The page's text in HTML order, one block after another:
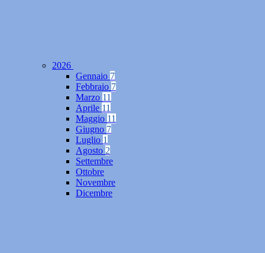
2026
Gennaio 7
Febbraio 7
Marzo 11
Aprile 11
Maggio 11
Giugno 7
Luglio 1
Agosto 2
Settembre
Ottobre
Novembre
Dicembre